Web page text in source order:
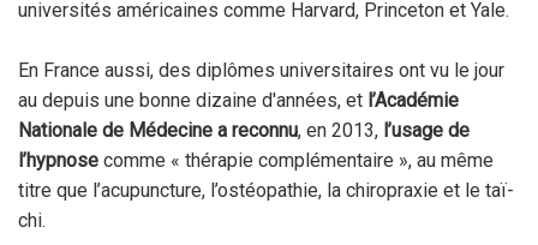
universités américaines comme Harvard, Princeton et Yale.
En France aussi, des diplômes universitaires ont vu le jour
au depuis une bonne dizaine d'années, et l’Académie
Nationale de Médecine a reconnu, en 2013, l’usage de
l’hypnose comme « thérapie complémentaire », au même
titre que l’acupuncture, l’ostéopathie, la chiropraxie et le taï-
chi.